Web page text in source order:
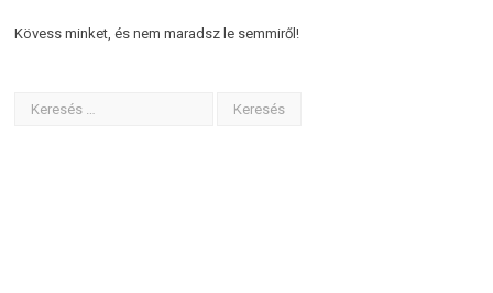
Kövess minket, és nem maradsz le semmiről!